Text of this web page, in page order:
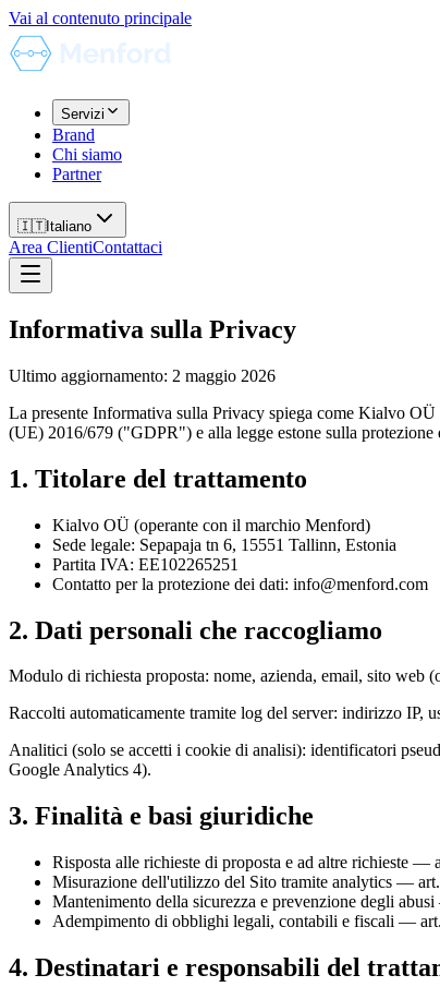
Vai al contenuto principale
Servizi
Brand
Chi siamo
Partner
🇮🇹Italiano
Area ClientiContattaci
Informativa sulla Privacy
Ultimo aggiornamento: 2 maggio 2026
La presente Informativa sulla Privacy spiega come Kialvo
(UE) 2016/679 ("GDPR") e alla legge estone sulla protezione
1. Titolare del trattamento
Kialvo OÜ (operante con il marchio Menford)
Sede legale: Sepapaja tn 6, 15551 Tallinn, Estonia
Partita IVA: EE102265251
Contatto per la protezione dei dati: info@menford.com
2. Dati personali che raccogliamo
Modulo di richiesta proposta: nome, azienda, email, sito web
Raccolti automaticamente tramite log del server: indirizzo IP,
Analitici (solo se accetti i cookie di analisi): identificatori
Google Analytics 4).
3. Finalità e basi giuridiche
Risposta alle richieste di proposta e ad altre richieste
Misurazione dell'utilizzo del Sito tramite analytics —
Mantenimento della sicurezza e prevenzione degli
Adempimento di obblighi legali, contabili e fiscali —
4. Destinatari e responsabili del